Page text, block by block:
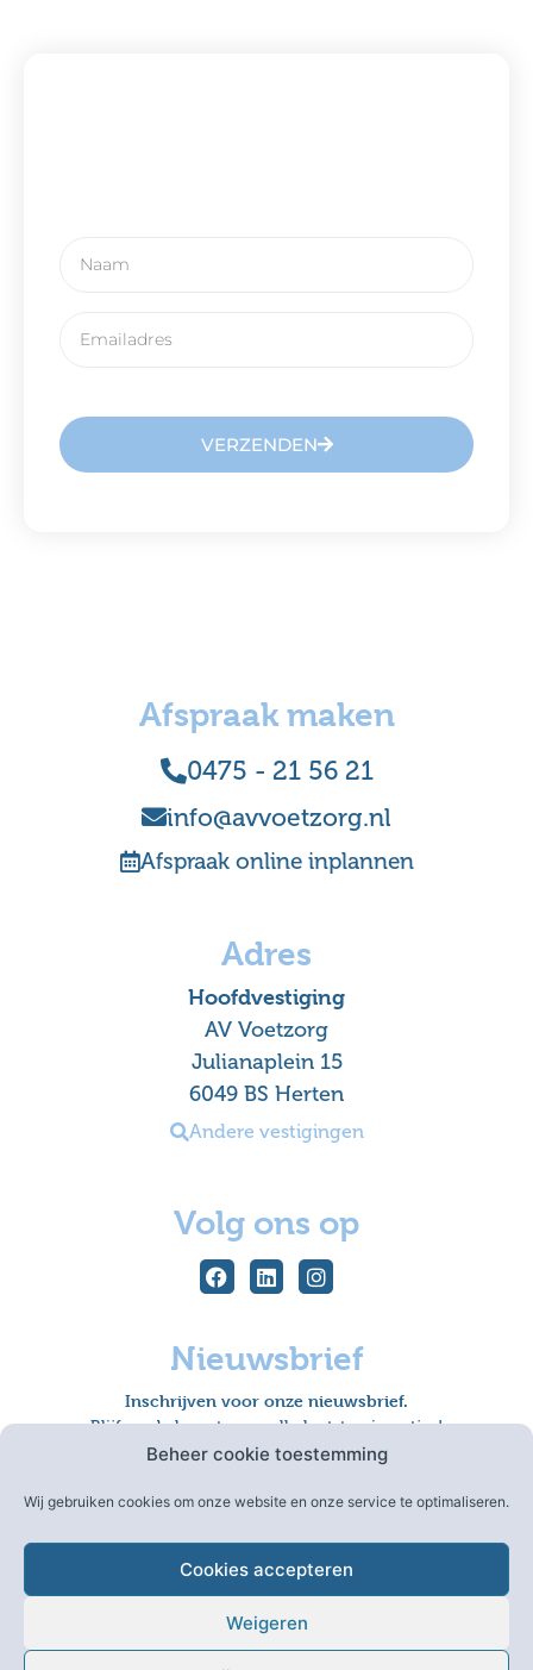
Beheer cookie toestemming
Wij gebruiken cookies om onze website en onze service te optimaliseren.
Cookies accepteren
Weigeren
VERZENDEN
Afspraak maken
0475 - 21 56 21
info@avvoetzorg.nl
Afspraak online inplannen
Adres
Hoofdvestiging
AV Voetzorg
Julianaplein 15
6049 BS Herten
Andere vestigingen
Volg ons op
Nieuwsbrief
Inschrijven voor onze nieuwsbrief.
Blijf op de hoogte van alle laatste nieuwtjes!
Inschrijven
Algemene voorwaarden|Sitemap|Disclaimer|